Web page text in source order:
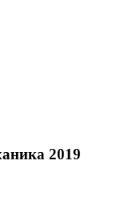
2019